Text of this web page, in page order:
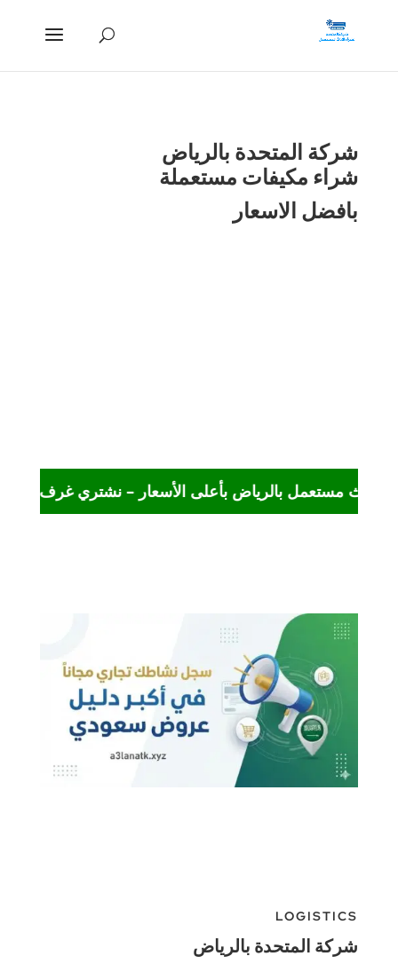
شركة المتحدة بالرياض
شراء مكيفات مستعملة
بافضل الاسعار
بالرياض بأعلى الأسعار – نشتري غرف النوم والمكيفات
LOGISTICS
شركة المتحدة بالرياض